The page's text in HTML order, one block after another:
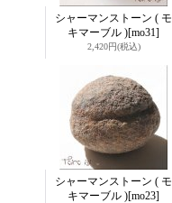
シャーマンストーン ( モ
キマーブル )[mo31]
2,420円(税込)
シャーマンストーン ( モ
キマーブル )[mo23]